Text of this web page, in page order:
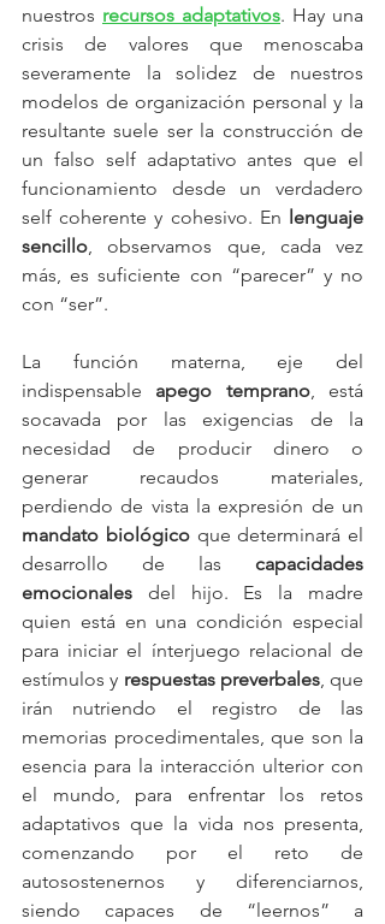
nuestros recursos adaptativos. Hay una
crisis de valores que menoscaba
severamente la solidez de nuestros
modelos de organización personal y la
resultante suele ser la construcción de
un falso self adaptativo antes que el
funcionamiento desde un verdadero
self coherente y cohesivo. En lenguaje
sencillo, observamos que, cada vez
más, es suficiente con “parecer” y no
con “ser”.
La función materna, eje del
indispensable apego temprano, está
socavada por las exigencias de la
necesidad de producir dinero o
generar recaudos materiales,
mandato biológico que determinará el
desarrollo de las capacidades
emocionales del hijo. Es la madre
quien está en una condición especial
para iniciar el ínterjuego relacional de
estímulos y respuestas preverbales, que
irán nutriendo el registro de las
memorias procedimentales, que son la
esencia para la interacción ulterior con
el mundo, para enfrentar los retos
adaptativos que la vida nos presenta,
comenzando por el reto de
autosostenernos y diferenciarnos,
siendo capaces de “leernos” a